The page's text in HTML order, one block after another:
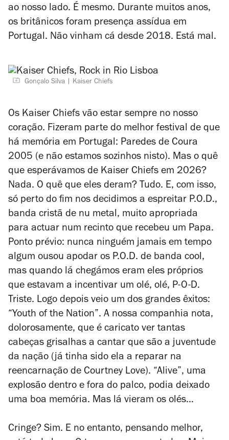
ao nosso lado. É mesmo. Durante muitos anos,
os britânicos foram presença assídua em
Portugal. Não vinham cá desde 2018. Está mal.
Gonçalo Silva Kaiser Chiefs
Os Kaiser Chiefs vão estar sempre no nosso
coração. Fizeram parte do melhor festival de que
há memória em Portugal: Paredes de Coura
2005 (e não estamos sozinhos nisto). Mas o quê
que esperávamos de Kaiser Chiefs em 2026?
Nada. O quê que eles deram? Tudo. E, com isso,
só perto do fim nos decidimos a espreitar P.O.D.,
banda cristã de nu metal, muito apropriada
para actuar num recinto que recebeu um Papa.
Ponto prévio: nunca ninguém jamais em tempo
algum ousou apodar os P.O.D. de banda cool,
mas quando lá chegámos eram eles próprios
que estavam a incentivar um olé, olé, P-O-D.
Triste. Logo depois veio um dos grandes êxitos:
“Youth of the Nation”. A nossa companhia nota,
dolorosamente, que é caricato ver tantas
cabeças grisalhas a cantar que são a juventude
da nação (já tinha sido ela a reparar na
reencarnação de Courtney Love). “Alive”, uma
explosão dentro e fora do palco, podia deixado
uma boa memória. Mas lá vieram os olés…
Cringe? Sim. E no entanto, pensando melhor,